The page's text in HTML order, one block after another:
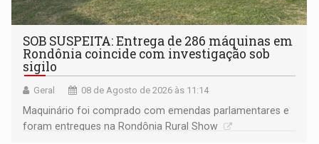
SOB SUSPEITA: Entrega de 286 máquinas em
Rondônia coincide com investigação sob
sigilo
Geral 08 de Agosto de 2026 às 11:14
Maquinário foi comprado com emendas parlamentares e
foram entregues na Rondônia Rural Show